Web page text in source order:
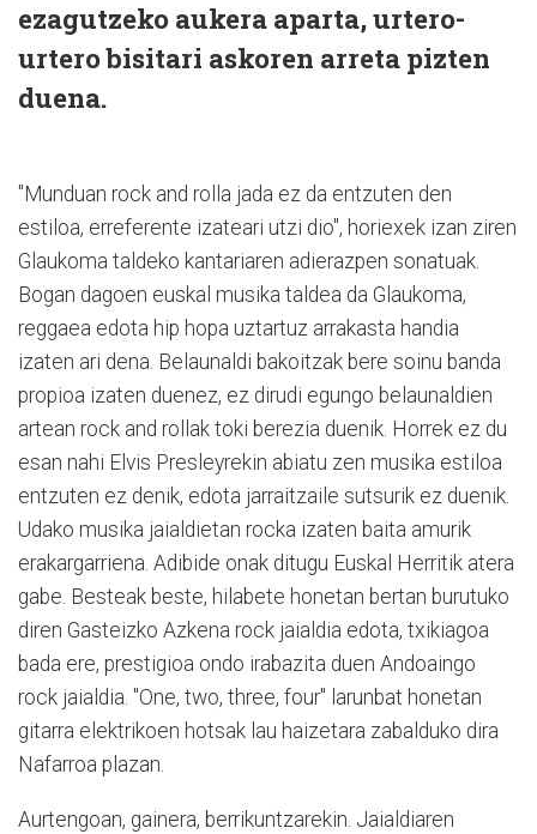
ezagutzeko aukera aparta, urtero-
urtero bisitari askoren arreta pizten
duena.
"Munduan rock and rolla jada ez da entzuten den
estiloa, erreferente izateari utzi dio", horiexek izan ziren
Glaukoma taldeko kantariaren adierazpen sonatuak.
Bogan dagoen euskal musika taldea da Glaukoma,
reggaea edota hip hopa uztartuz arrakasta handia
izaten ari dena. Belaunaldi bakoitzak bere soinu banda
propioa izaten duenez, ez dirudi egungo belaunaldien
artean rock and rollak toki berezia duenik. Horrek ez du
esan nahi Elvis Presleyrekin abiatu zen musika estiloa
entzuten ez denik, edota jarraitzaile sutsurik ez duenik.
Udako musika jaialdietan rocka izaten baita amurik
erakargarriena. Adibide onak ditugu Euskal Herritik atera
gabe. Besteak beste, hilabete honetan bertan burutuko
diren Gasteizko Azkena rock jaialdia edota, txikiagoa
bada ere, prestigioa ondo irabazita duen Andoaingo
rock jaialdia. "One, two, three, four" larunbat honetan
gitarra elektrikoen hotsak lau haizetara zabalduko dira
Nafarroa plazan.
Aurtengoan, gainera, berrikuntzarekin. Jaialdiaren